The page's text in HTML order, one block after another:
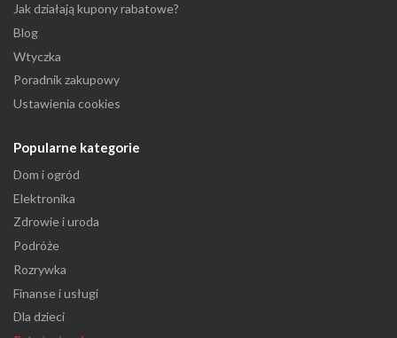
Jak działają kupony rabatowe?
Blog
Wtyczka
Poradnik zakupowy
Ustawienia cookies
Popularne kategorie
Dom i ogród
Elektronika
Zdrowie i uroda
Podróże
Rozrywka
Finanse i usługi
Dla dzieci